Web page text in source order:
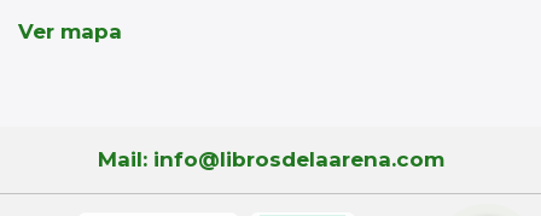
Ver mapa
Mail: info@librosdelaarena.com